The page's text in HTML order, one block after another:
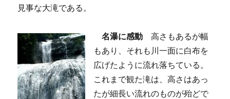
見事な大滝である。
名瀑に感動 高さもあるが幅
もあり、それも川一面に白布を
広げたように流れ落ちている。
これまで観た滝は、高さはあっ
たが細長い流れのものが殆どで